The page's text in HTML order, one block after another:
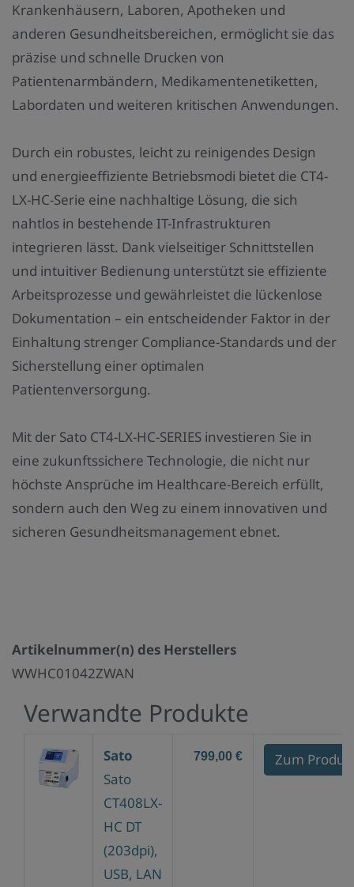
Krankenhäusern, Laboren, Apotheken und
anderen Gesundheitsbereichen, ermöglicht sie das
präzise und schnelle Drucken von
Patientenarmbändern, Medikamentenetiketten,
Labordaten und weiteren kritischen Anwendungen.
Durch ein robustes, leicht zu reinigendes Design
und energieeffiziente Betriebsmodi bietet die CT4-
LX-HC-Serie eine nachhaltige Lösung, die sich
nahtlos in bestehende IT-Infrastrukturen
integrieren lässt. Dank vielseitiger Schnittstellen
und intuitiver Bedienung unterstützt sie effiziente
Arbeitsprozesse und gewährleistet die lückenlose
Dokumentation – ein entscheidender Faktor in der
Einhaltung strenger Compliance-Standards und der
Sicherstellung einer optimalen
Patientenversorgung.
Mit der Sato CT4-LX-HC-SERIES investieren Sie in
eine zukunftssichere Technologie, die nicht nur
höchste Ansprüche im Healthcare-Bereich erfüllt,
sondern auch den Weg zu einem innovativen und
sicheren Gesundheitsmanagement ebnet.
Artikelnummer(n) des Herstellers
WWHC01042ZWAN
Verwandte Produkte
Sato
Sato
CT408LX-
HC DT
(203dpi),
USB, LAN
799,00 € Zum